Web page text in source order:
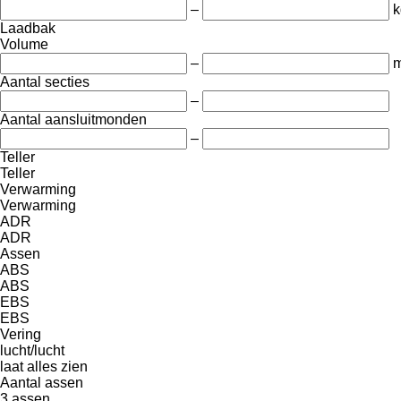
–
Laadbak
Volume
–
Aantal secties
–
Aantal aansluitmonden
–
Teller
Teller
Verwarming
Verwarming
ADR
ADR
Assen
ABS
ABS
EBS
EBS
Vering
lucht/lucht
laat alles zien
Aantal assen